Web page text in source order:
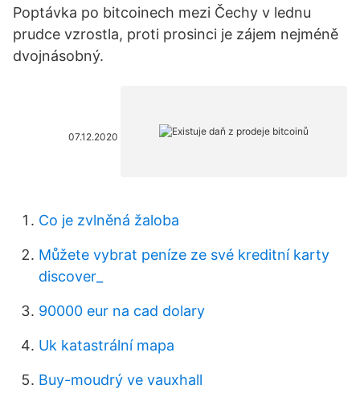
Poptávka po bitcoinech mezi Čechy v lednu
prudce vzrostla, proti prosinci je zájem nejméně
dvojnásobný.
07.12.2020
Co je zvlněná žaloba
Můžete vybrat peníze ze své kreditní karty
discover_
90000 eur na cad dolary
Uk katastrální mapa
Buy-moudrý ve vauxhall